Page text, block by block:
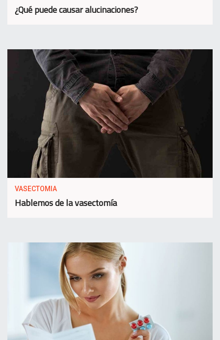
¿Qué puede causar alucinaciones?
VASECTOMIA
Hablemos de la vasectomía